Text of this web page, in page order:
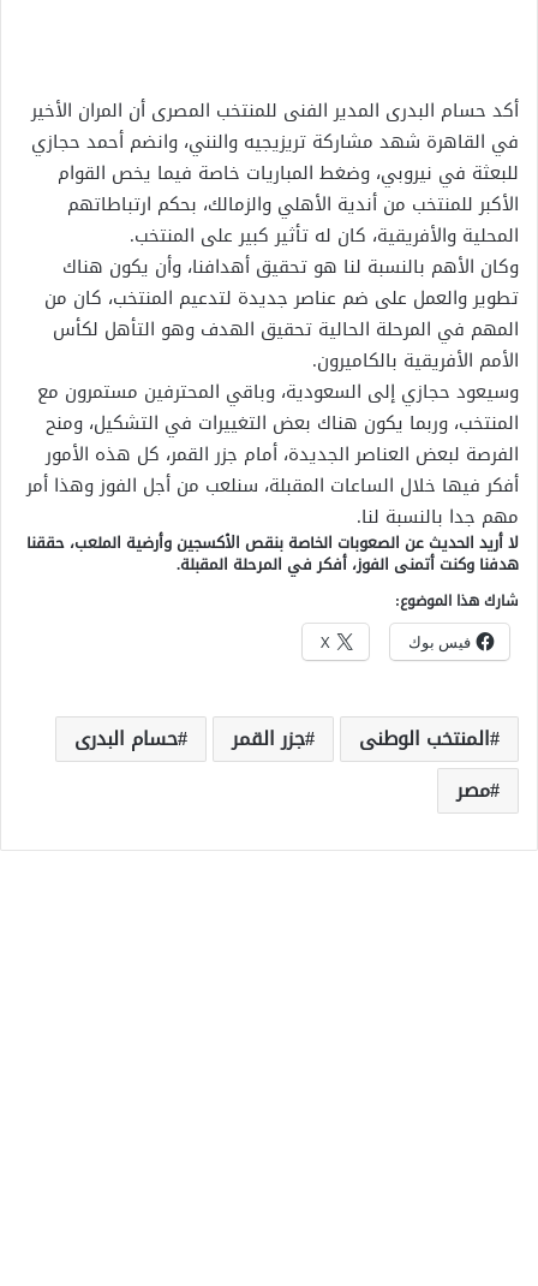
أكد حسام البدرى المدير الفنى للمنتخب المصرى أن المران الأخير
في القاهرة شهد مشاركة تريزيجيه والنني، وانضم أحمد حجازي
للبعثة في نيروبي، وضغط المباريات خاصة فيما يخص القوام
الأكبر للمنتخب من أندية الأهلي والزمالك، بحكم ارتباطاتهم
المحلية والأفريقية، كان له تأثير كبير على المنتخب.
وكان الأهم بالنسبة لنا هو تحقيق أهدافنا، وأن يكون هناك
تطوير والعمل على ضم عناصر جديدة لتدعيم المنتخب، كان من
المهم في المرحلة الحالية تحقيق الهدف وهو التأهل لكأس
الأمم الأفريقية بالكاميرون.
وسيعود حجازي إلى السعودية، وباقي المحترفين مستمرون مع
المنتخب، وربما يكون هناك بعض التغييرات في التشكيل، ومنح
الفرصة لبعض العناصر الجديدة، أمام جزر القمر، كل هذه الأمور
أفكر فيها خلال الساعات المقبلة، سنلعب من أجل الفوز وهذا أمر
مهم جدا بالنسبة لنا.
لا أريد الحديث عن الصعوبات الخاصة بنقص الأكسجين وأرضية الملعب، حققنا
هدفنا وكنت أتمنى الفوز، أفكر في المرحلة المقبلة.
شارك هذا الموضوع:
فيس بوك X
المنتخب الوطنى جزر القمر
حسام البدرى
مصر